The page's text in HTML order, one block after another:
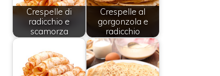
Crespelle di
radicchio e
scamorza
Crespelle al
gorgonzola e
radicchio